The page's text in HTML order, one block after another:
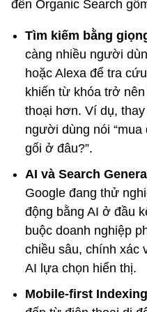
đến Organic Search
Tìm kiếm bằng
càng nhiều người
hoặc Alexa để tra
khiến từ khóa trở
thoại hơn. Ví dụ, thay
người dùng nói
gối ở đâu?”.
AI và Search
Google đang thử
động bằng AI ở đầu
buộc doanh nghiệp
chiều sâu, chính xác
AI lựa chọn hiển thị.
Mobile-first